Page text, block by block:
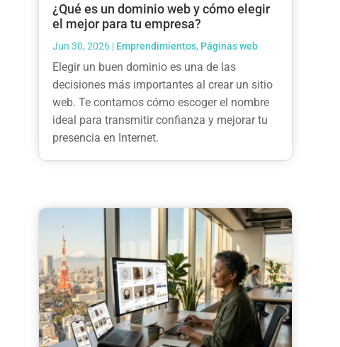
¿Qué es un dominio web y cómo elegir
el mejor para tu empresa?
Jun 30, 2026| Emprendimientos, Páginas web
Elegir un buen dominio es una de las
decisiones más importantes al crear un sitio
web. Te contamos cómo escoger el nombre
ideal para transmitir confianza y mejorar tu
presencia en Internet.